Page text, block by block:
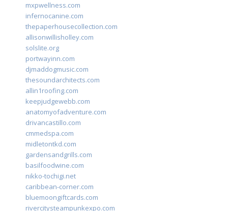
mxpwellness.com
infernocanine.com
thepaperhousecollection.com
allisonwillisholley.com
solslite.org
portwayinn.com
djmaddogmusic.com
thesoundarchitects.com
allin1roofing.com
keepjudgewebb.com
anatomyofadventure.com
drivancastillo.com
cmmedspa.com
midletontkd.com
gardensandgrills.com
basilfoodwine.com
nikko-tochigi.net
caribbean-corner.com
bluemoongiftcards.com
rivercitysteampunkexpo.com